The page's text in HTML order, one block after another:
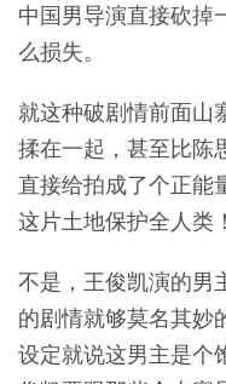
中国男导演直接砍掉
么损失。
就这种破剧情前面山
揉在一起，甚至比陈
直接给拍成了个正能
这片土地保护全人类！
不是，王俊凯演的男
的剧情就够莫名其妙
设定就说这男主是个